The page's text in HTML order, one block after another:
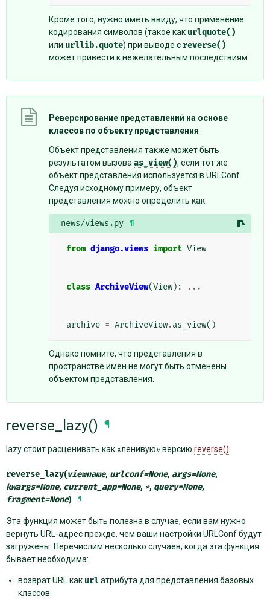
Кроме того, нужно иметь ввиду, что применение
кодирования символов (такое как urlquote()
или urllib.quote) при выводе с reverse()
может привести к нежелательным последствиям.
Реверсирование представлений на основе
классов по объекту представления
Объект представления также может быть
результатом вызова as_view(), если тот же
объект представления используется в URLConf.
Следуя исходному примеру, объект
представления можно определить как:
news/views.py ¶
from django.views import View
class ArchiveView(View): ...
archive = ArchiveView.as_view()
Однако помните, что представления в
пространстве имен не могут быть отменены
объектом представления.
reverse_lazy() ¶
lazy стоит расценивать как «ленивую» версию reverse()
reverse_lazy(viewname, urlconf=None, args=None,
kwargs=None, current_app=None, *, query=None,
fragment=None) ¶
Эта функция может быть полезна в случае, если вам нужно
вернуть URL-адрес прежде, чем ваши настройки URLConf будут
загружены. Перечислим несколько случаев, когда эта функция
бывает необходима:
возврат URL как urlатрибута для представления базовых
классов.